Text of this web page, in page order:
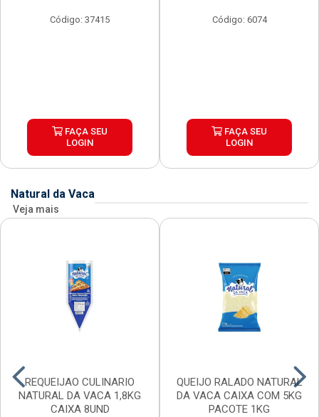
Código: 37415
FAÇA SEU
LOGIN
Código: 6074
FAÇA SEU
LOGIN
Natural da Vaca
Veja mais
REQUEIJAO CULINARIO
NATURAL DA VACA 1,8KG
CAIXA 8UND
QUEIJO RALADO NATURAL
DA VACA CAIXA COM 5KG
PACOTE 1KG